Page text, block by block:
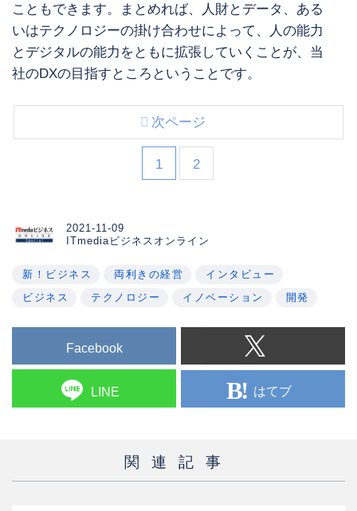
こともできます。まとめれば、人財とデータ、ある
いはテクノロジーの掛け合わせによって、人の能力
とデジタルの能力をともに拡張していくことが、当
社のDXの目指すところということです。
1 2
次ページ
2021-11-09
ITmediaビジネスオンライン
新！ビジネス 両利きの経営
インタビュー
ビジネス
テクノロジー イノベーション 開発
Facebook
LINE はてブ
関連記事